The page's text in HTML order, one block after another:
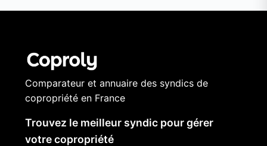
Comparateur et annuaire des syndics de
copropriété en France
Trouvez le meilleur syndic pour gérer
votre copropriété